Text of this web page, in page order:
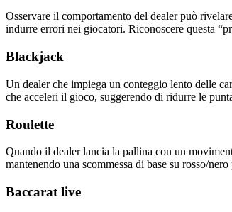
Osservare il comportamento del dealer può
indurre errori nei giocatori. Riconoscere questa
Blackjack
Un dealer che impiega un conteggio lento delle
che acceleri il gioco, suggerendo di ridurre le
Roulette
Quando il dealer lancia la pallina con un
mantenendo una scommessa di base su rosso/
Baccarat live